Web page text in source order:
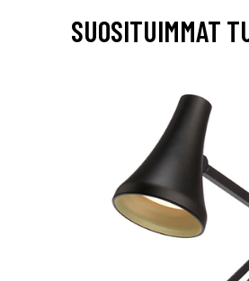
SUOSITUIMMAT